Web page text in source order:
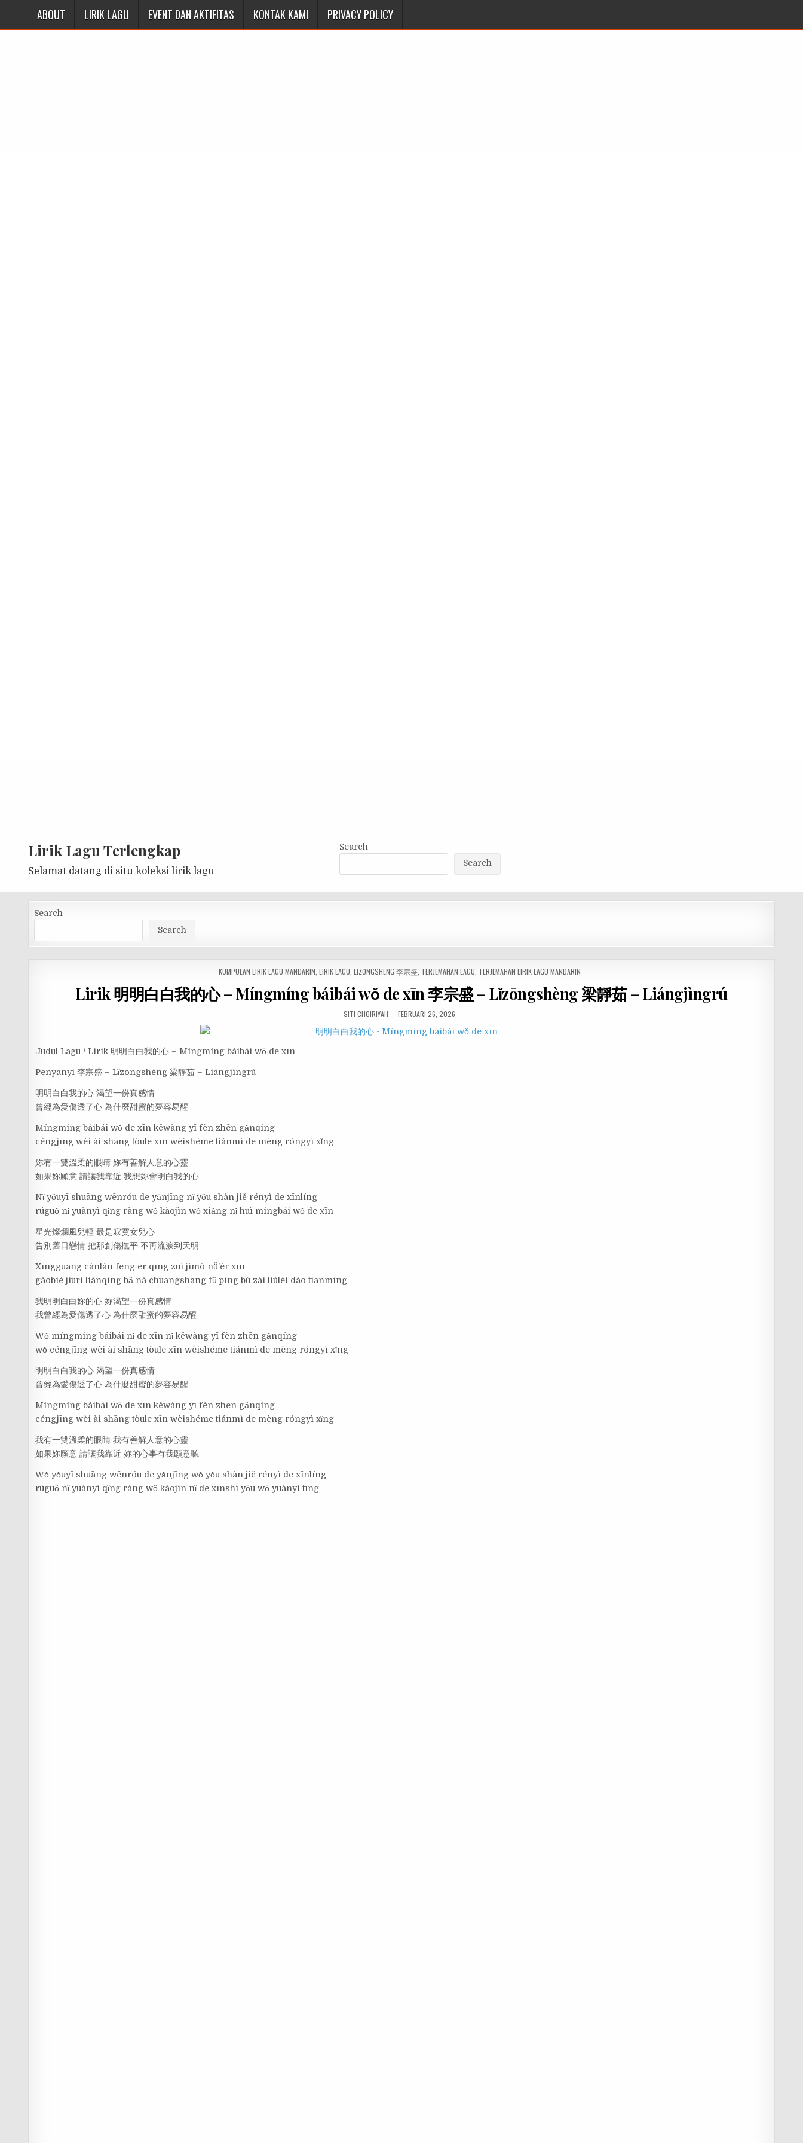
ABOUT LIRIK LAGU EVENT DAN AKTIFITAS KONTAK KAMI PRIVACY POLICY
Lirik Lagu Terlengkap
Selamat datang di situ koleksi lirik lagu
Search
Search
Search
Search
POSTED
KUMPULAN LIRIK LAGU MANDARIN LIRIK LAGU LIZONGSHENG 李宗盛 TERJEMAHAN LAGU TERJEMAHAN LIRIK LAGU MANDARIN
Lirik 明明白白我的心 – Míngmíng báibái wǒ de xīn 李宗盛 – Lǐzōngshèng 梁靜茹 – Liángjìngrú
SITI CHOIRIYAH FEBRUARI 26, 2026
Judul Lagu / Lirik 明明白白我的心 – Míngmíng báibái wǒ de xīn
Penyanyi 李宗盛 – Lǐzōngshèng 梁靜茹 – Liángjìngrú
明明白白我的心 渴望一份真感情
曾經為愛傷透了心 為什麼甜蜜的夢容易醒
Míngmíng báibái wǒ de xīn kěwàng yī fèn zhēn gǎnqíng
céngjīng wèi ài shāng tòule xīn wèishéme tiánmì de mèng róngyì xǐng
妳有一雙溫柔的眼睛 妳有善解人意的心靈
如果妳願意 請讓我靠近 我想妳會明白我的心
Nǐ yǒuyī shuāng wēnróu de yǎnjīng nǐ yǒu shàn jiě rényì de xīnlíng
rúguǒ nǐ yuànyì qǐng ràng wǒ kàojìn wǒ xiǎng nǐ huì míngbái wǒ de xīn
星光燦爛風兒輕 最是寂寞女兒心
告別舊日戀情 把那創傷撫平 不再流淚到天明
Xīngguāng cànlàn fēng er qīng zuì jìmò nǚ’ér xīn
gàobié jiùrì liànqíng bǎ nà chuāngshāng fǔ píng bù zài liúlèi dào tiānmíng
我明明白白妳的心 妳渴望一份真感情
我曾經為愛傷透了心 為什麼甜蜜的夢容易醒
Wǒ míngmíng báibái nǐ de xīn nǐ kěwàng yī fèn zhēn gǎnqíng
wǒ céngjīng wèi ài shāng tòule xīn wèishéme tiánmì de mèng róngyì xǐng
明明白白我的心 渴望一份真感情
曾經為愛傷透了心 為什麼甜蜜的夢容易醒
Míngmíng báibái wǒ de xīn kěwàng yī fèn zhēn gǎnqíng
céngjīng wèi ài shāng tòule xīn wèishéme tiánmì de mèng róngyì xǐng
我有一雙溫柔的眼睛 我有善解人意的心靈
如果妳願意 請讓我靠近 妳的心事有我願意聽
Wǒ yǒuyī shuāng wēnróu de yǎnjīng wǒ yǒu shàn jiě rényì de xīnlíng
rúguǒ nǐ yuànyì qǐng ràng wǒ kàojìn nǐ de xīnshì yǒu wǒ yuànyì tīng